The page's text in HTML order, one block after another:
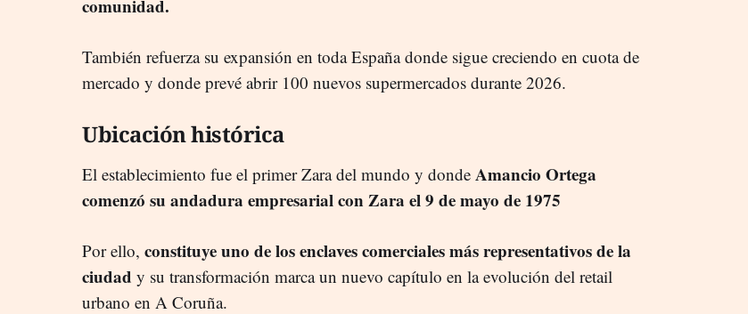
comunidad.
También refuerza su expansión en toda España donde sigue creciendo en cuota de
mercado y donde prevé abrir 100 nuevos supermercados durante 2026.
Ubicación histórica
El establecimiento fue el primer Zara del mundo y donde Amancio Ortega
comenzó su andadura empresarial con Zara el 9 de mayo de 1975
Por ello, constituye uno de los enclaves comerciales más representativos de la
ciudad y su transformación marca un nuevo capítulo en la evolución del retail
urbano en A Coruña.